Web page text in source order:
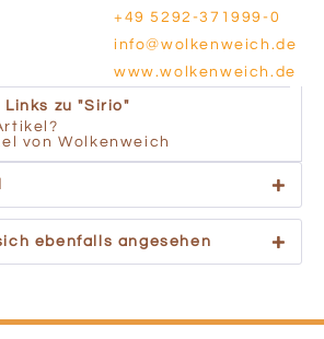
+49 5292-371999-0
info@wolkenweich.de
www.wolkenweich.de
zu "Sirio"
von Wolkenweich
ebenfalls angesehen